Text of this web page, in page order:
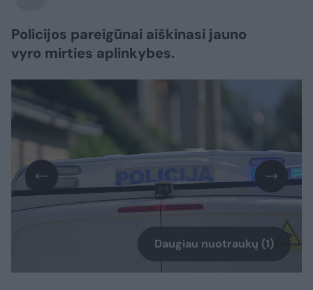
Policijos pareigūnai aiškinasi jauno
vyro mirties aplinkybes.
Daugiau nuotraukų (1)